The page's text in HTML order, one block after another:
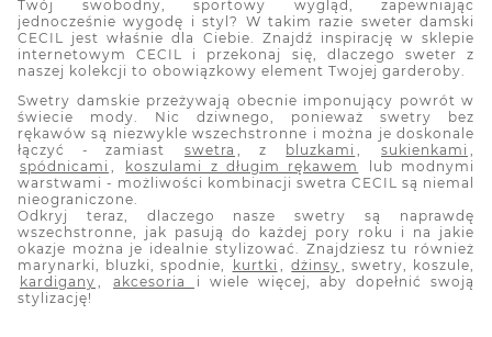
Twój swobodny, sportowy wygląd, zapewniając
jednocześnie wygodę i styl? W takim razie sweter damski
CECIL jest właśnie dla Ciebie. Znajdź inspirację w sklepie
internetowym CECIL i przekonaj się, dlaczego sweter z
naszej kolekcji to obowiązkowy element Twojej garderoby.
Swetry damskie przeżywają obecnie imponujący powrót w
świecie mody. Nic dziwnego, ponieważ swetry bez
rękawów są niezwykle wszechstronne i można je doskonale
łączyć - zamiast
swetra , z bluzkami , sukienkami ,
spódnicami , koszulami z długim rękawem
lub modnymi
warstwami - możliwości kombinacji swetra CECIL są niemal
nieograniczone.
Odkryj teraz, dlaczego nasze swetry są naprawdę
wszechstronne, jak pasują do każdej pory roku i na jakie
okazje można je idealnie stylizować. Znajdziesz tu również
marynarki, bluzki, spodnie,
kurtki , dżinsy , swetry, koszule,
kardigany , akcesoria
i wiele więcej, aby dopełnić swoją
stylizację!